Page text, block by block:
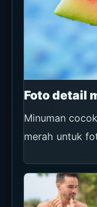
Foto detail
Minuman
merah untuk